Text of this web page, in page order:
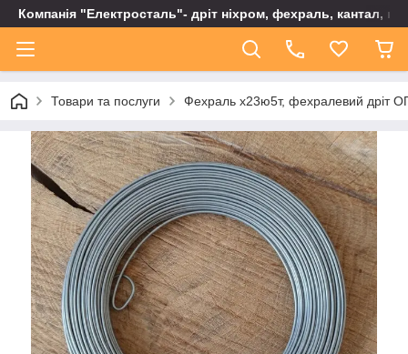
Компанія "Електросталь"- дріт ніхром, фехраль, кантал,
Товари та послуги Фехраль х23ю5т, фехралевий дріт